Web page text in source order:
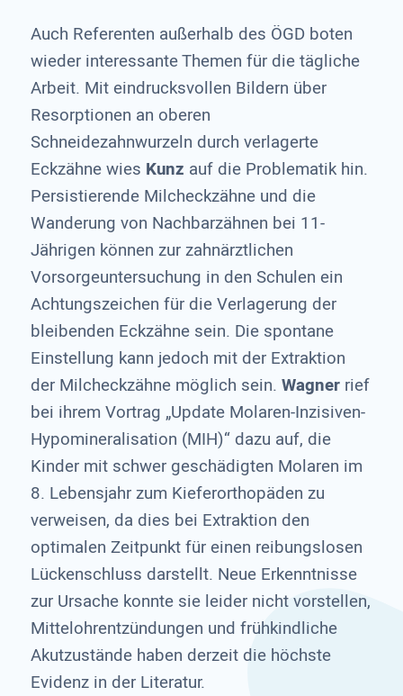
Auch Referenten außerhalb des ÖGD boten
wieder interessante Themen für die tägliche
Arbeit. Mit eindrucksvollen Bildern über
Resorptionen an oberen
Schneidezahnwurzeln durch verlagerte
Eckzähne wies Kunz auf die Problematik hin.
Persistierende Milcheckzähne und die
Wanderung von Nachbarzähnen bei 11-
Jährigen können zur zahnärztlichen
Vorsorgeuntersuchung in den Schulen ein
Achtungszeichen für die Verlagerung der
bleibenden Eckzähne sein. Die spontane
Einstellung kann jedoch mit der Extraktion
der Milcheckzähne möglich sein. Wagnerrief
bei ihrem Vortrag „Update Molaren-Inzisiven-
Hypomineralisation (MIH)“ dazu auf, die
Kinder mit schwer geschädigten Molaren im
8. Lebensjahr zum Kieferorthopäden zu
verweisen, da dies bei Extraktion den
optimalen Zeitpunkt für einen reibungslosen
Lückenschluss darstellt. Neue Erkenntnisse
zur Ursache konnte sie leider nicht vorstellen,
Mittelohrentzündungen und frühkindliche
Akutzustände haben derzeit die höchste
Evidenz in der Literatur.